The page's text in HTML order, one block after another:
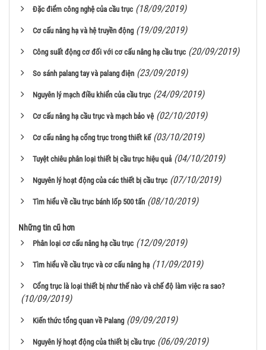
Đặc điểm công nghệ của cầu trục (18/09/2019)
Cơ cấu nâng hạ và hệ truyền động (19/09/2019)
Công suất động cơ đối với cơ cấu nâng hạ cầu trục (20/09/2019)
So sánh palang tay và palang điện (23/09/2019)
Nguyên lý mạch điều khiển của cầu trục (24/09/2019)
Cơ cấu nâng hạ cầu trục và mạch bảo vệ (02/10/2019)
Cơ cấu nâng hạ cổng trục trong thiết kế (03/10/2019)
Tuyệt chiêu phân loại thiết bị cầu trục hiệu quả (04/10/2019)
Nguyên lý hoạt động của các thiết bị cầu trục (07/10/2019)
Tìm hiểu về cầu trục bánh lốp 500 tấn (08/10/2019)
Những tin cũ hơn
Phân loại cơ cấu nâng hạ cầu trục (12/09/2019)
Tìm hiểu về cầu trục và cơ cấu nâng hạ (11/09/2019)
Cổng trục là loại thiết bị như thế nào và chế độ làm việc ra sao?
(10/09/2019)
Kiến thức tổng quan về Palang (09/09/2019)
Nguyên lý hoạt động của thiết bị cầu trục (06/09/2019)